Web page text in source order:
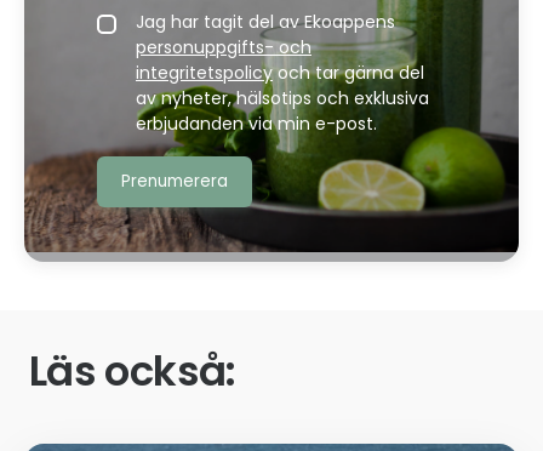
Jag har tagit del av Ekoappens
personuppgifts- och
integritetspolicyoch tar gärna del
av nyheter, hälsotips och exklusiva
erbjudanden via min e-post.
Läs också: